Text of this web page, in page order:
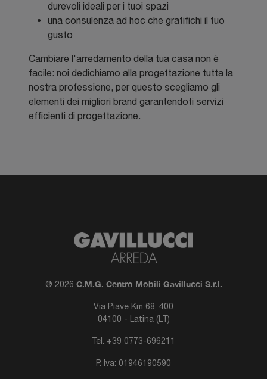
durevoli ideali per i tuoi spazi
una consulenza ad hoc che gratifichi il tuo
gusto
Cambiare l'arredamento della tua casa non è
facile: noi dedichiamo alla progettazione tutta la
nostra professione, per questo scegliamo gli
elementi dei migliori brand garantendoti servizi
efficienti di progettazione.
® 2026 C.M.G. Centro Mobili Gavillucci S.r.l.
Via Piave Km 68, 400
04100 - Latina (LT)
Tel. +39 0773-696211
P. Iva: 01946190590